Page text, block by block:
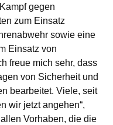
gegen
zum Einsatz
sowie eine
Einsatz von
freue mich sehr, dass
von Sicherheit und
bearbeitet. Viele, seit
wir jetzt angehen“,
Vorhaben, die die